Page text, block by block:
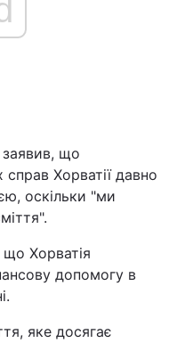
що
Хорватії давно
оскільки "ми
Хорватія
допомогу в
яке досягає